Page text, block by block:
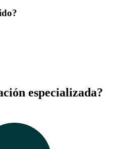
especializada?